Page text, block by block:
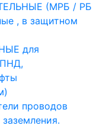
(МРБ / РБ
, в защитном
для
ПНД,
проводов